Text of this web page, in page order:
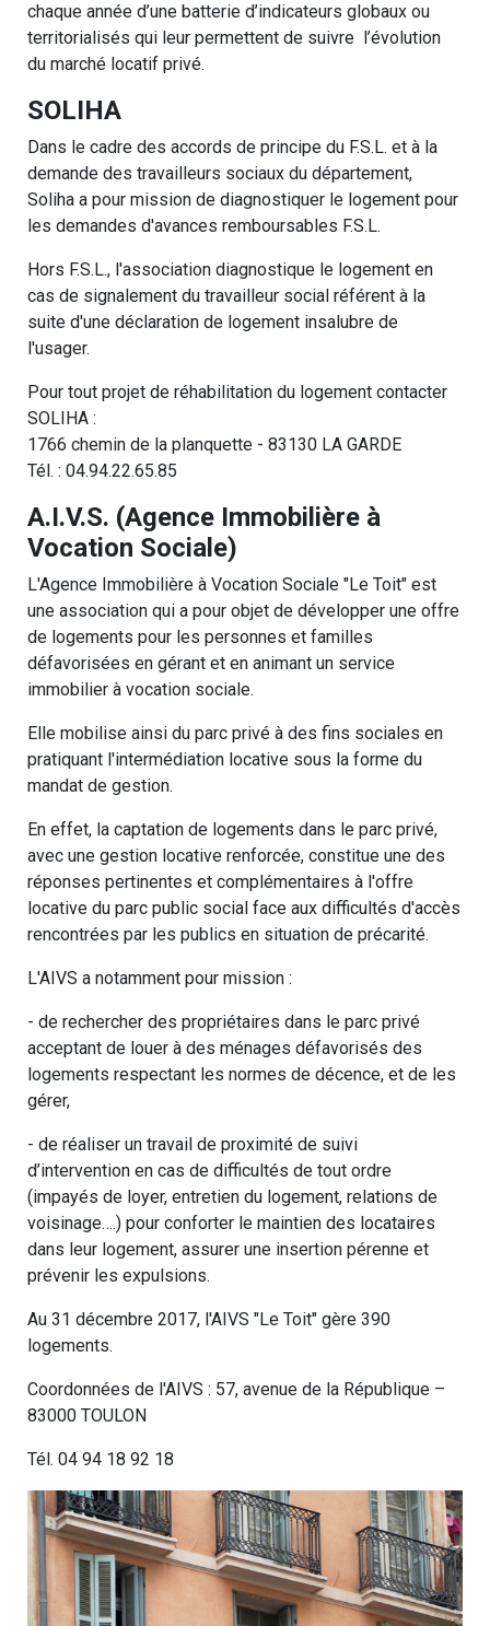
chaque année d’une batterie d’indicateurs globaux ou
territorialisés qui leur permettent de suivre l’évolution
du marché locatif privé.
SOLIHA
Dans le cadre des accords de principe du F.S.L. et à la
demande des travailleurs sociaux du département,
Soliha a pour mission de diagnostiquer le logement pour
les demandes d'avances remboursables F.S.L.
Hors F.S.L., l'association diagnostique le logement en
cas de signalement du travailleur social référent à la
suite d'une déclaration de logement insalubre de
l'usager.
Pour tout projet de réhabilitation du logement contacter
SOLIHA :
1766 chemin de la planquette - 83130 LA GARDE
Tél. : 04.94.22.65.85
A.I.V.S. (Agence Immobilière à
Vocation Sociale)
L'Agence Immobilière à Vocation Sociale "Le Toit" est
une association qui a pour objet de développer une offre
de logements pour les personnes et familles
défavorisées en gérant et en animant un service
immobilier à vocation sociale.
Elle mobilise ainsi du parc privé à des fins sociales en
pratiquant l'intermédiation locative sous la forme du
mandat de gestion.
En effet, la captation de logements dans le parc privé,
avec une gestion locative renforcée, constitue une des
réponses pertinentes et complémentaires à l'offre
locative du parc public social face aux difficultés d'accès
rencontrées par les publics en situation de précarité.
L'AIVS a notamment pour mission :
- de rechercher des propriétaires dans le parc privé
acceptant de louer à des ménages défavorisés des
logements respectant les normes de décence, et de les
gérer,
- de réaliser un travail de proximité de suivi
d’intervention en cas de difficultés de tout ordre
(impayés de loyer, entretien du logement, relations de
voisinage….) pour conforter le maintien des locataires
dans leur logement, assurer une insertion pérenne et
prévenir les expulsions.
Au 31 décembre 2017, l'AIVS "Le Toit" gère 390
logements.
Coordonnées de l'AIVS : 57, avenue de la République –
83000 TOULON
Tél. 04 94 18 92 18